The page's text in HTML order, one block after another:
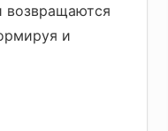
возвращаются
и